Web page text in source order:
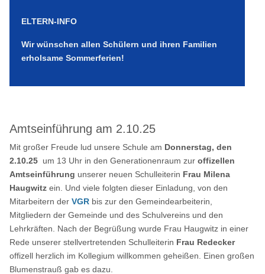
ELTERN-INFO
Wir wünschen allen Schülern und ihren Familien
erholsame Sommerferien!
Amtseinführung am 2.10.25
Mit großer Freude lud unsere Schule am Donnerstag, den
2.10.25 um 13 Uhr in den Generationenraum zuroffizellen
Amtseinführung unserer neuen Schulleiterin Frau Milena
Haugwitz ein. Und viele folgten dieser Einladung, von den
Mitarbeitern derVGR bis zur den Gemeindearbeiterin,
Mitgliedern der Gemeinde und des Schulvereins und den
Lehrkräften. Nach der Begrüßung wurde Frau Haugwitz in einer
Rede unserer stellvertretenden Schulleiterin Frau Redecker
offizell herzlich im Kollegium willkommen geheißen. Einen großen
Blumenstrauß gab es dazu.